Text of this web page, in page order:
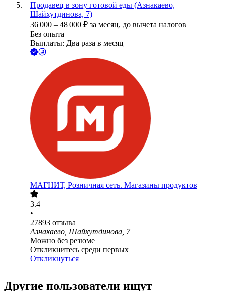
Продавец в зону готовой еды (Азнакаево,
Шайхутдинова, 7)
36 000 – 48 000 ₽ за месяц, до вычета налогов
Без опыта
Выплаты: Два раза в месяц
МАГНИТ, Розничная сеть. Магазины продуктов
3.4
•
27893 отзыва
Азнакаево, Шайхутдинова, 7
Можно без резюме
Откликнитесь среди первых
Откликнуться
Другие пользователи ищут